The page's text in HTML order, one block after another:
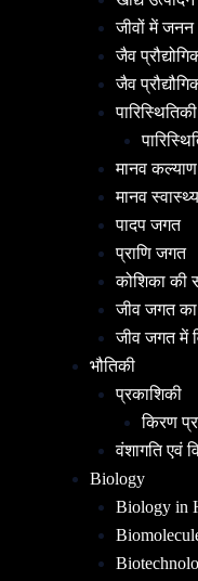
जीवों में जनन
जैव
जैव
पारिस्थितिकी
मानव कल्याण
मानव
पादप जगत
प्राणि जगत
कोशिका की
जीव जगत का
जीव जगत में
भौतिकी
प्रकाशिकी
किरण
वंशागति एवं
Biology
Biology in